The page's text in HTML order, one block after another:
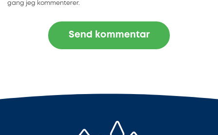
gang jeg kommenterer.